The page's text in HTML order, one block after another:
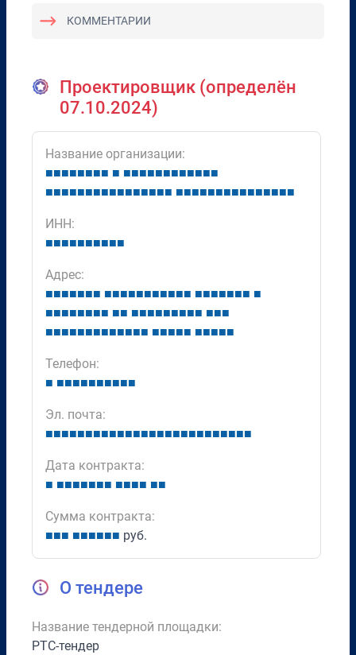
КОММЕНТАРИИ
Проектировщик (определён
07.10.2024)
Название организации:
■■■■■■■■ ■ ■■■■■■■■■■■■
■■■■■■■■■■■■■■■■ ■■■■■■■■■■■■■■■
ИНН:
■■■■■■■■■■
Адрес:
■■■■■■■ ■■■■■■■■■■■ ■■■■■■■ ■
■■■■■■■■ ■■ ■■■■■■■■■ ■■■
■■■■■■■■■■■■■ ■■■■■ ■■■■■
Телефон:
■ ■■■■■■■■■■
Эл. почта:
■■■■■■■■■■■■■■■■■■■■■■■■■■
Дата контракта:
■ ■■■■■■■ ■■■■ ■■
Сумма контракта:
■■■ ■■■■■■ руб.
О тендере
Название тендерной площадки:
РТС-тендер